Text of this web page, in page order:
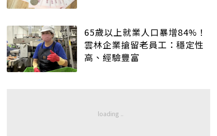
65歲以上就業人口暴增84%！
雲林企業搶留老員工：穩定性
高、經驗豐富